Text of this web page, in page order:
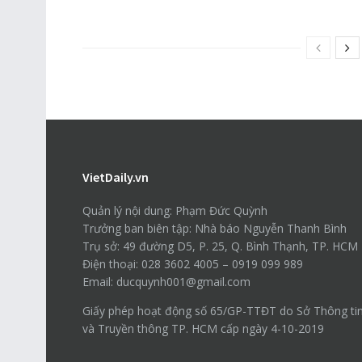
VietDaily.vn
Quản lý nội dung: Phạm Đức Quỳnh
Trưởng ban biên tập: Nhà báo Nguyễn Thanh Bình
Trụ sở: 49 đường D5, P. 25, Q. Bình Thạnh, TP. HCM
Điện thoại: 028 3602 4005 – 0919 099 989
Email: ducquynh001@gmail.com
Giấy phép hoạt động số 65/GP-TTĐT do Sở Thông
và Truyền thông TP. HCM cấp ngày 4-10-2019